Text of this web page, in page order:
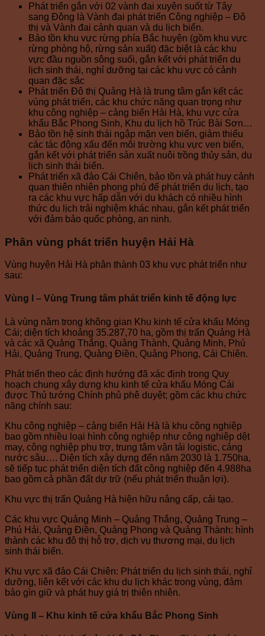
Phát triển gắn với 02 vành đai xuyên suốt từ Tây
sang Đông là Vành đai phát triển Công nghiệp – Đô
thị và Vành đai cảnh quan và du lịch biển.
Bảo tồn khu vực rừng phía Bắc huyện (gồm khu vực
rừng phòng hộ, rừng sản xuất) đặc biệt là các khu
vực đầu nguồn sông suối, gắn kết với phát triển du
lịch sinh thái, nghỉ dưỡng tại các khu vực có cảnh
quan đặc sắc
Phát triển Đô thị Quảng Hà là trung tâm gắn kết các
vùng phát triển, các khu chức năng quan trọng như
khu công nghiệp – cảng biển Hải Hà, khu vực cửa
khẩu Bắc Phong Sinh, Khu du lịch hồ Trúc Bài Sơn…
Bảo tồn hệ sinh thái ngập mặn ven biển, giảm thiểu
các tác động xấu đến môi trường khu vực ven biển,
gắn kết với phát triển sản xuất nuôi trồng thủy sản, du
lịch sinh thái biển.
Phát triển xã đảo Cái Chiên, bảo tồn và phát huy cảnh
quan thiên nhiên phong phú để phát triển du lịch, tạo
ra các khu vực hấp dẫn với du khách có nhiều hình
thức du lịch trải nghiệm khác nhau, gắn kết phát triển
với đảm bảo quốc phòng, an ninh.
Phân vùng phát triển huyện Hải Hà
Vùng huyện Hải Hà phân thành 03 khu vực phát triển như
sau:
Vùng l – Vùng Trung tâm phát triển kinh tế động lực
Là vùng nằm trong không gian Khu kinh tế cửa khẩu Móng
Cái; diện tích khoảng 35.287,70 ha, gồm thị trấn Quảng Hà
và các xã Quảng Thắng, Quảng Thành, Quảng Minh, Phú
Hải, Quảng Trung, Quảng Điền, Quảng Phong, Cái Chiên.
Phát triển theo các định hướng đã xác định trong Quy
hoạch chung xây dựng khu kinh tế cửa khẩu Móng Cái
được Thủ tướng Chính phủ phê duyệt; gồm các khu chức
năng chính sau:
Khu công nghiệp – cảng biển Hải Hà là khu công nghiệp
bao gồm nhiều loại hình công nghiệp như công nghiệp dệt
may, công nghiệp phụ trợ, trung tâm vận tải logistic, cảng
nước sâu…. Diện tích xây dựng đến năm 2030 là 1.750ha,
sẽ tiếp tục phát triển diện tích đất công nghiệp đến 4.988ha
bao gồm cả phần đất dự trữ (nếu phát triển thuận lợi).
Khu vực thị trấn Quảng Hà hiện hữu nâng cấp, cải tạo.
Các khu vực Quảng Minh – Quảng Thắng, Quảng Trung –
Phú Hải, Quảng Điền, Quảng Phong và Quảng Thành: hình
thành các khu đô thị hỗ trợ, dịch vụ thương mại, du lịch
sinh thái biển.
Khu vực xã đảo Cái Chiên: Phát triển du lịch sinh thái, nghỉ
dưỡng, liên kết với các khu du lịch khác trong vùng, đảm
bảo gìn giữ và phát huy giá trị thiên nhiên.
Vùng II – Khu kinh tế cửa khẩu Bắc Phong Sinh